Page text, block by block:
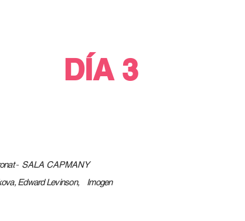
DÍA 3
- SALA CAPMANY
, Edward Levinson, Imogen